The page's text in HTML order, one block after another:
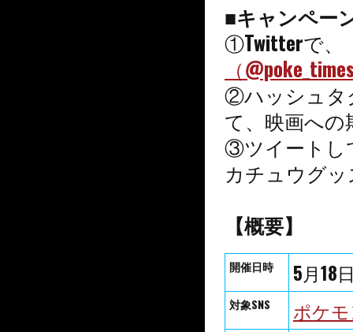
■キャンペー
①Twitterで、
（
②ハッシュタ
て、映画へ
③ツイートし
カチュウグ
【概要】
開催日時 5月18
対象SNS ポケ